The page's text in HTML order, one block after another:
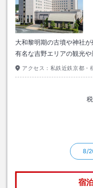
大和黎明期の古墳や神社
有名な吉野エリアの観光や
アクセス： 私鉄近鉄京都・
8/
宿